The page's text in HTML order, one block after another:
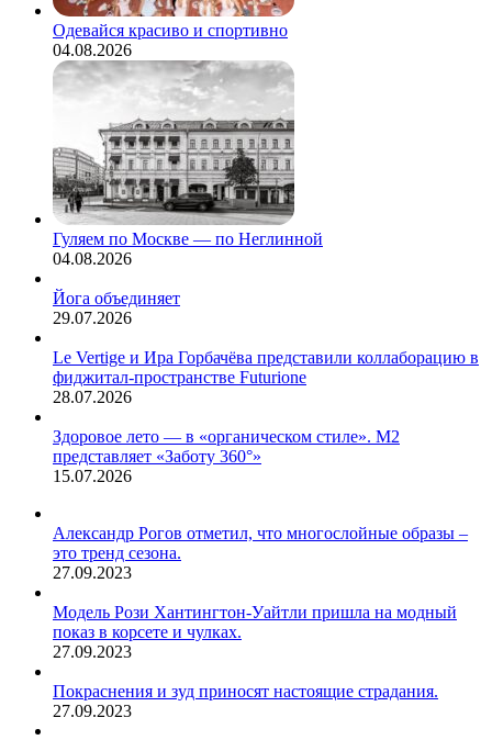
Одевайся красиво и спортивно
04.08.2026
Гуляем по Москве — по Неглинной
04.08.2026
Йога объединяет
29.07.2026
Le Vertige и Ира Горбачёва представили коллаборацию в
фиджитал-пространстве Futurione
28.07.2026
Здоровое лето — в «органическом стиле». М2
представляет «Заботу 360°»
15.07.2026
Александр Рогов отметил, что многослойные образы –
это тренд сезона.
27.09.2023
Модель Рози Хантингтон-Уайтли пришла на модный
показ в корсете и чулках.
27.09.2023
Покраснения и зуд приносят настоящие страдания.
27.09.2023